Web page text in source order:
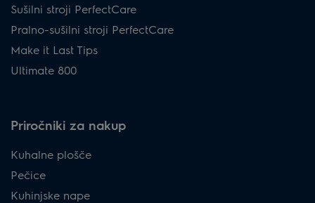
Sušilni stroji PerfectCare
Pralno-sušilni stroji PerfectCare
Make it Last Tips
Ultimate 800
Priročniki za nakup
Kuhalne plošče
Pečice
Kuhinjske nape